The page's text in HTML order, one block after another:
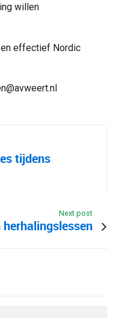
willen
effectief Nordic
tijdens
Next post